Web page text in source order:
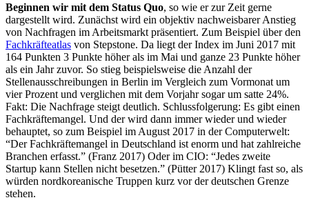
Beginnen wir mit dem Status Quo, so wie er zur Zeit gerne
dargestellt wird. Zunächst wird ein objektiv nachweisbarer Anstieg
von Nachfragen im Arbeitsmarkt präsentiert. Zum Beispiel über den
Fachkräfteatlas von Stepstone. Da liegt der Index im Juni 2017 mit
164 Punkten 3 Punkte höher als im Mai und ganze 23 Punkte höher
als ein Jahr zuvor. So stieg beispielsweise die Anzahl der
Stellenausschreibungen in Berlin im Vergleich zum Vormonat um
vier Prozent und verglichen mit dem Vorjahr sogar um satte 24%.
Fakt: Die Nachfrage steigt deutlich. Schlussfolgerung: Es gibt einen
Fachkräftemangel. Und der wird dann immer wieder und wieder
behauptet, so zum Beispiel im August 2017 in der Computerwelt:
“Der Fachkräftemangel in Deutschland ist enorm und hat zahlreiche
Branchen erfasst.” (Franz 2017) Oder im CIO: “Jedes zweite
Startup kann Stellen nicht besetzen.” (Pütter 2017) Klingt fast so, als
würden nordkoreanische Truppen kurz vor der deutschen Grenze
stehen.